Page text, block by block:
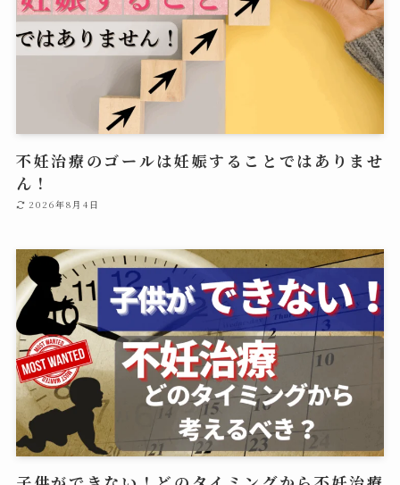
不妊治療のゴールは妊娠することではありませ
ん！
2026年8月4日